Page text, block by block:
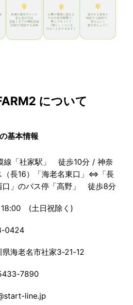
について
基本情報
線「社家駅」 徒歩10分 / 神奈
（長16）「海老名東口」⇔「長
口」のバス停「高野」 徒歩8分
(土日祝除く)
0424
県海老名市社家3-21-12
7890
line.jp